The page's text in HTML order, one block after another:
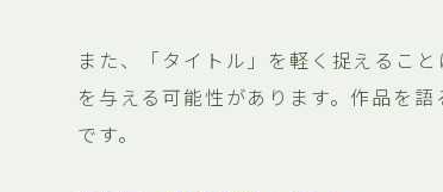
また、「タイトル」を軽く捉えるこ
を与える可能性があります。作品を
です。